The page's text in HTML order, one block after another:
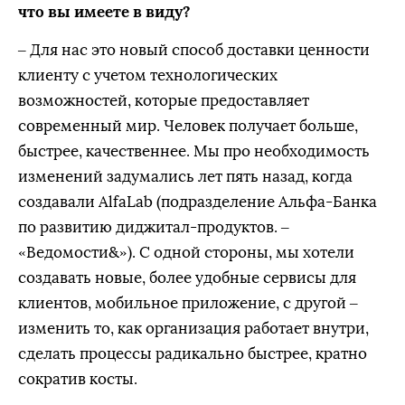
что вы имеете в виду?
– Для нас это новый способ доставки ценности
клиенту с учетом технологических
возможностей, которые предоставляет
современный мир. Человек получает больше,
быстрее, качественнее. Мы про необходимость
изменений задумались лет пять назад, когда
создавали AlfaLab (подразделение Альфа-Банка
по развитию диджитал-продуктов. –
«Ведомости&»). С одной стороны, мы хотели
создавать новые, более удобные сервисы для
клиентов, мобильное приложение, с другой –
изменить то, как организация работает внутри,
сделать процессы радикально быстрее, кратно
сократив косты.